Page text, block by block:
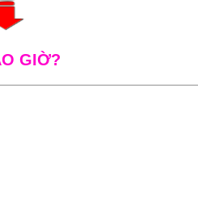
GIỜ?